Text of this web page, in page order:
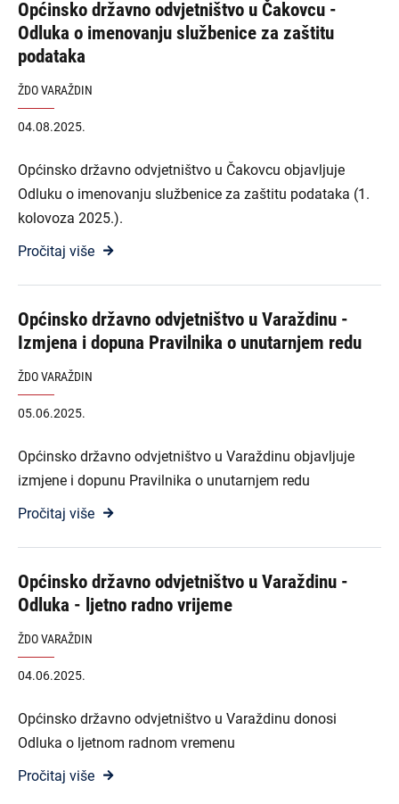
Općinsko državno odvjetništvo u Čakovcu -
Odluka o imenovanju službenice za zaštitu
podataka
ŽDO VARAŽDIN
04.08.2025.
Općinsko državno odvjetništvo u Čakovcu objavljuje
Odluku o imenovanju službenice za zaštitu podataka (1.
kolovoza 2025.).
Pročitaj više
Općinsko državno odvjetništvo u Varaždinu -
Izmjena i dopuna Pravilnika o unutarnjem redu
ŽDO VARAŽDIN
05.06.2025.
Općinsko državno odvjetništvo u Varaždinu objavljuje
izmjene i dopunu Pravilnika o unutarnjem redu
Pročitaj više
Općinsko državno odvjetništvo u Varaždinu -
Odluka - ljetno radno vrijeme
ŽDO VARAŽDIN
04.06.2025.
Općinsko državno odvjetništvo u Varaždinu donosi
Odluka o ljetnom radnom vremenu
Pročitaj više